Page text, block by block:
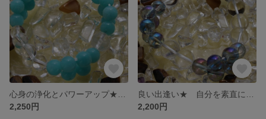
2,250円
2,200円